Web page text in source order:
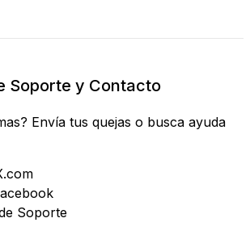
Soporte y Contacto
Envía tus quejas o busca ayuda
Soporte